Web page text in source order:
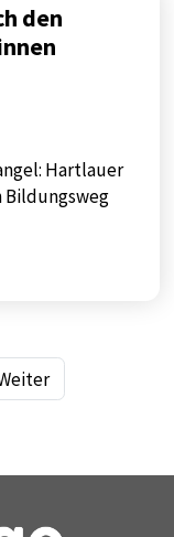
den
Hartlauer
Bildungsweg